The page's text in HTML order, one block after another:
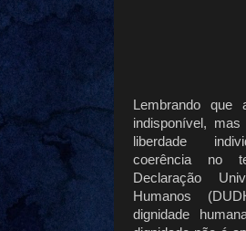
Lembrando
indisponível,
liberdade
coerência no
Declaração
Humanos
dignidade